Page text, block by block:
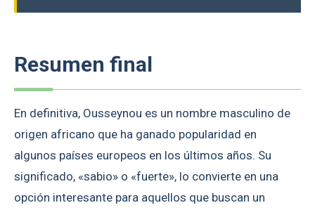
Resumen final
En definitiva, Ousseynou es un nombre masculino de
origen africano que ha ganado popularidad en
algunos países europeos en los últimos años. Su
significado, «sabio» o «fuerte», lo convierte en una
opción interesante para aquellos que buscan un